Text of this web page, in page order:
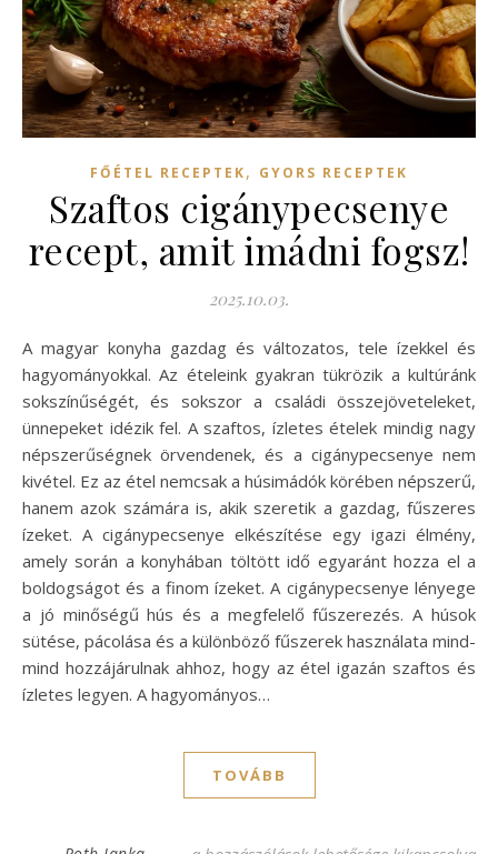
FŐÉTEL RECEPTEK, GYORS RECEPTEK
Szaftos cigánypecsenye
recept, amit imádni fogsz!
2025.10.03.
A magyar konyha gazdag és változatos, tele ízekkel és
hagyományokkal. Az ételeink gyakran tükrözik a kultúránk
sokszínűségét, és sokszor a családi összejöveteleket,
ünnepeket idézik fel. A szaftos, ízletes ételek mindig nagy
népszerűségnek örvendenek, és a cigánypecsenye nem
kivétel. Ez az étel nemcsak a húsimádók körében népszerű,
hanem azok számára is, akik szeretik a gazdag, fűszeres
ízeket. A cigánypecsenye elkészítése egy igazi élmény,
amely során a konyhában töltött idő egyaránt hozza el a
boldogságot és a finom ízeket. A cigánypecsenye lényege
a jó minőségű hús és a megfelelő fűszerezés. A húsok
sütése, pácolása és a különböző fűszerek használata mind-
mind hozzájárulnak ahhoz, hogy az étel igazán szaftos és
ízletes legyen. A hagyományos…
TOVÁBB